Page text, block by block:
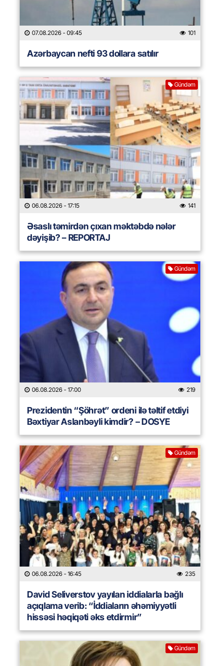
07.08.2026 - 09:45 101
Azərbaycan nefti 93 dollara satılır
Gündəm
06.08.2026 - 17:15 141
Əsaslı təmirdən çıxan məktəbdə nələr
dəyişib? – REPORTAJ
Gündəm
06.08.2026 - 17:00 219
Prezidentin “Şöhrət” ordeni ilə təltif etdiyi
Bəxtiyar Aslanbəyli kimdir? – DOSYE
Gündəm
06.08.2026 - 16:45 235
David Seliverstov yayılan iddialarla bağlı
açıqlama verib: “İddiaların əhəmiyyətli
hissəsi həqiqəti əks etdirmir”
Gündəm